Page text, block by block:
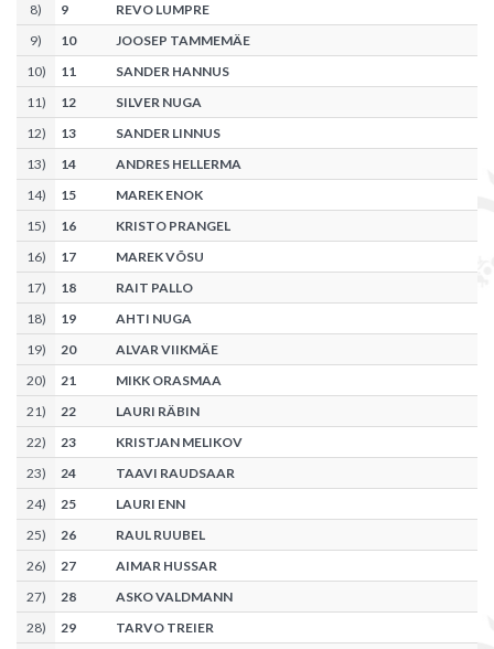
8) 9
REVO LUMPRE
9) 10
JOOSEP TAMMEMÄE
10) 11
SANDER HANNUS
11) 12
SILVER NUGA
12) 13
SANDER LINNUS
13) 14
ANDRES HELLERMA
14) 15
MAREK ENOK
15) 16
KRISTO PRANGEL
16) 17
MAREK VÕSU
17) 18
RAIT PALLO
18) 19
AHTI NUGA
19) 20
ALVAR VIIKMÄE
20) 21
MIKK ORASMAA
21) 22
LAURI RÄBIN
22) 23
KRISTJAN MELIKOV
23) 24
TAAVI RAUDSAAR
24) 25
LAURI ENN
25) 26
RAUL RUUBEL
26) 27
AIMAR HUSSAR
27) 28
ASKO VALDMANN
28) 29
TARVO TREIER